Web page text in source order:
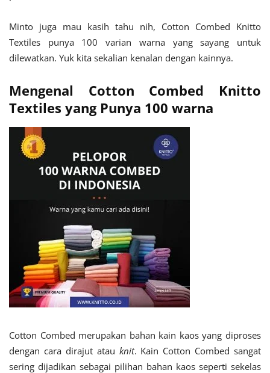
Minto juga mau kasih tahu nih, Cotton Combed Knitto
Textiles punya 100 varian warna yang sayang untuk
dilewatkan. Yuk kita sekalian kenalan dengan kainnya.
Mengenal Cotton Combed Knitto
Textiles yang Punya 100 warna
Cotton Combed merupakan bahan kain kaos yang diproses
dengan cara dirajut atau knit. Kain Cotton Combed sangat
sering dijadikan sebagai pilihan bahan kaos seperti sekelas